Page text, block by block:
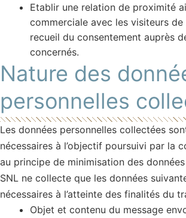
Etablir une relation de proximité
commerciale avec les visiteurs de
recueil du consentement auprès
concernés.
Nature des
personnelles
Les données personnelles collectées
nécessaires à l’objectif poursuivi par la
au principe de minimisation des
SNL ne collecte que les données
nécessaires à l’atteinte des finalités du
Objet et contenu du message